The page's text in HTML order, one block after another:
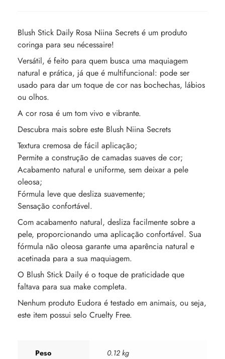
Blush Stick Daily Rosa Niina Secrets é um produto
coringa para seu nécessaire!
Versátil, é feito para quem busca uma maquiagem
natural e prática, já que é multifuncional: pode ser
usado para dar um toque de cor nas bochechas, lábios
ou olhos.
A cor rosa é um tom vivo e vibrante.
Descubra mais sobre este Blush Niina Secrets
Textura cremosa de fácil aplicação;
Permite a construção de camadas suaves de cor;
Acabamento natural e uniforme, sem deixar a pele
oleosa;
Fórmula leve que desliza suavemente;
Sensação confortável.
Com acabamento natural, desliza facilmente sobre a
pele, proporcionando uma aplicação confortável. Sua
fórmula não oleosa garante uma aparência natural e
acetinada para a sua maquiagem.
O Blush Stick Daily é o toque de praticidade que
faltava para sua make completa.
Nenhum produto Eudora é testado em animais, ou seja,
este item possui selo Cruelty Free.
Peso 0.12 kg